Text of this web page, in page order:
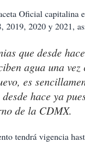
Oficial capitalina
2020 y 2021,
que desde
agua una
es
hace ya
de la CDMX.
tendrá vigencia